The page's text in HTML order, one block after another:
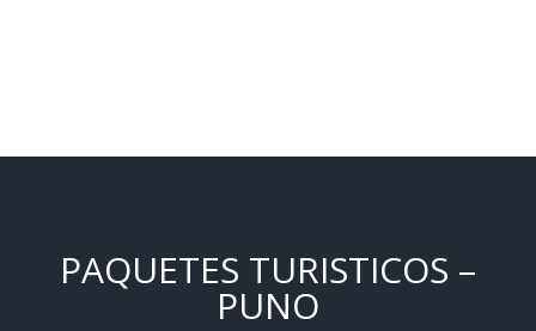
PAQUETES TURISTICOS –
PUNO